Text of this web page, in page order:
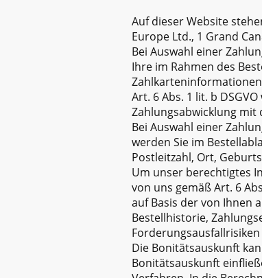
Auf dieser Website
Europe Ltd., 1 Grand
Bei Auswahl einer
Ihre im Rahmen des
Art. 6 Abs. 1 lit. b
Zahlungsabwicklung
Bei Auswahl einer
werden Sie im
Postleitzahl, Ort,
Um unser berechtigtes
von uns gemäß Art. 6
auf Basis der von Ihnen
Bestellhistorie,
Die Bonitätsauskunft
Bonitätsauskunft